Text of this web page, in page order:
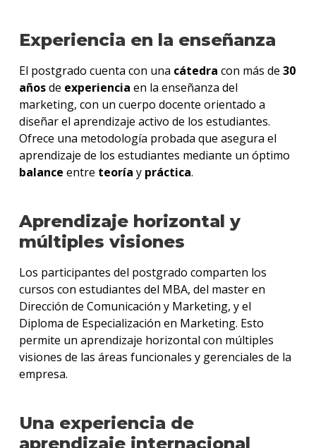
Experiencia en la enseñanza
El postgrado cuenta con una cátedra con más de 30
añosde experiencia en la enseñanza del
marketing, con un cuerpo docente orientado a
diseñar el aprendizaje activo de los estudiantes.
Ofrece una metodología probada que asegura el
aprendizaje de los estudiantes mediante un óptimo
balance entre teoría y práctica.
Aprendizaje horizontal y
múltiples visiones
Los participantes del postgrado comparten los
cursos con estudiantes del MBA, del master en
Dirección de Comunicación y Marketing, y el
Diploma de Especialización en Marketing. Esto
permite un aprendizaje horizontal con múltiples
visiones de las áreas funcionales y gerenciales de la
empresa.
Una experiencia de
aprendizaje internacional